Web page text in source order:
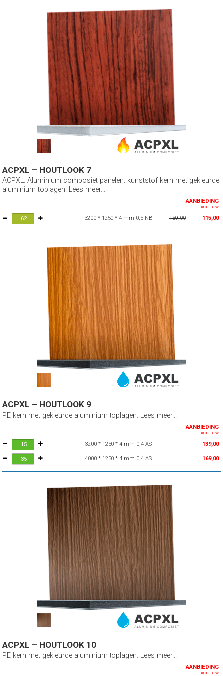
ACPXL – HOUTLOOK 7
ACPXL: Aluminium composiet panelen: kunststof kern met gekleurde
aluminium toplagen. Lees meer...
AANBIEDING
EXCL. BTW
3200 * 1250 * 4 mm 0,5 NB 159,00 115,00
ACPXL – HOUTLOOK 9
PE kern met gekleurde aluminium toplagen. Lees meer...
AANBIEDING
EXCL. BTW
3200 * 1250 * 4 mm 0,4 AS 139,00
4000 * 1250 * 4 mm 0,4 AS 169,00
ACPXL – HOUTLOOK 10
PE kern met gekleurde aluminium toplagen. Lees meer...
AANBIEDING
EXCL. BTW